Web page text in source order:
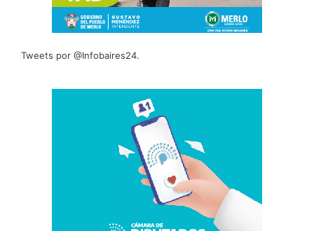
Tweets por @Infobaires24.